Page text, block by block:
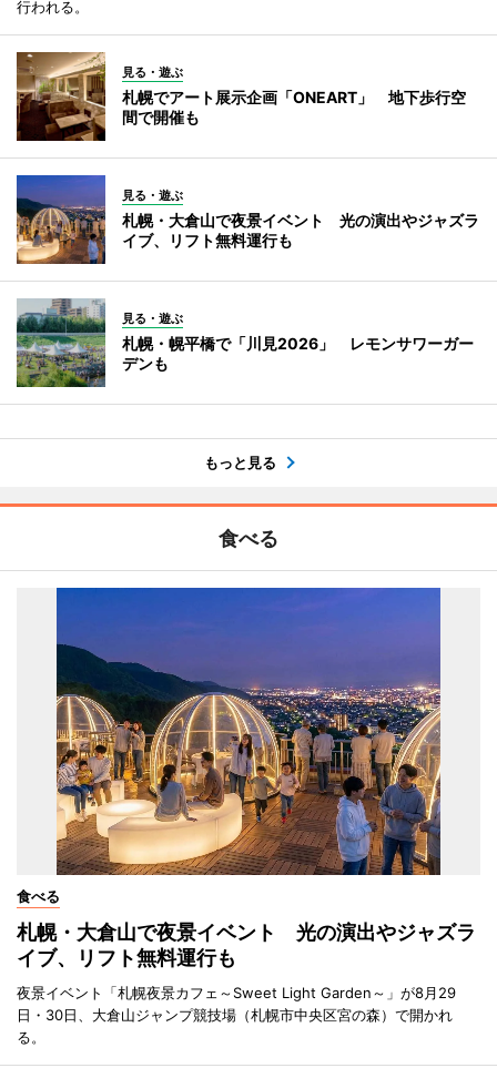
行われる。
見る・遊ぶ
札幌でアート展示企画「ONEART」 地下歩行空
間で開催も
見る・遊ぶ
札幌・大倉山で夜景イベント 光の演出やジャズラ
イブ、リフト無料運行も
見る・遊ぶ
札幌・幌平橋で「川見2026」 レモンサワーガー
デンも
もっと見る
食べる
食べる
札幌・大倉山で夜景イベント 光の演出やジャズラ
イブ、リフト無料運行も
夜景イベント「札幌夜景カフェ～Sweet Light Garden～」が8月29
日・30日、大倉山ジャンプ競技場（札幌市中央区宮の森）で開かれ
る。